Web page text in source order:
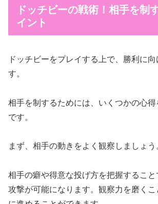
ドッチビーの戦術！相手を制
イント
ドッチビーをプレイする上で、勝利に
す。
相手を制するためには、いくつかの心
です。
まず、相手の動きをよく観察しましょう
相手の癖や得意な投げ方を把握するこ
攻撃が可能になります。観察力を磨くこ